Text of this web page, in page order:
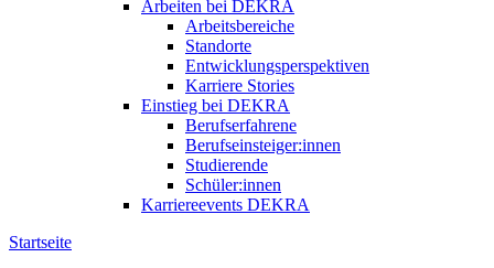
Arbeiten bei DEKRA
Arbeitsbereiche
Standorte
Entwicklungsperspektiven
Karriere Stories
Einstieg bei DEKRA
Berufserfahrene
Berufseinsteiger:innen
Studierende
Schüler:innen
Karriereevents DEKRA
Startseite